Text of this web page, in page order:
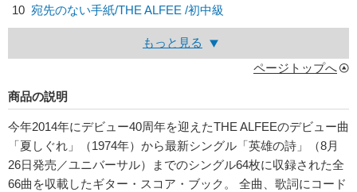
10 宛先のない手紙/THE ALFEE /初中級
もっと見る
ページトップへ
商品の説明
今年2014年にデビュー40周年を迎えたTHE ALFEEのデビュー曲
「夏しぐれ」（1974年）から最新シングル「英雄の詩」（8月
26日発売／ユニバーサル）までのシングル64枚に収録された全
66曲を収載したギター・スコア・ブック。 全曲、歌詞にコード